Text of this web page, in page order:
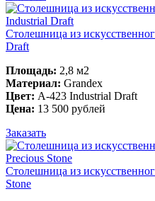
Столешница из
Draft
Площадь: 2,8 м2
Материал: Grandex
Цвет: A-423 Industrial Draft
Цена: 13 500 рублей
Заказать
Столешница из
Stone